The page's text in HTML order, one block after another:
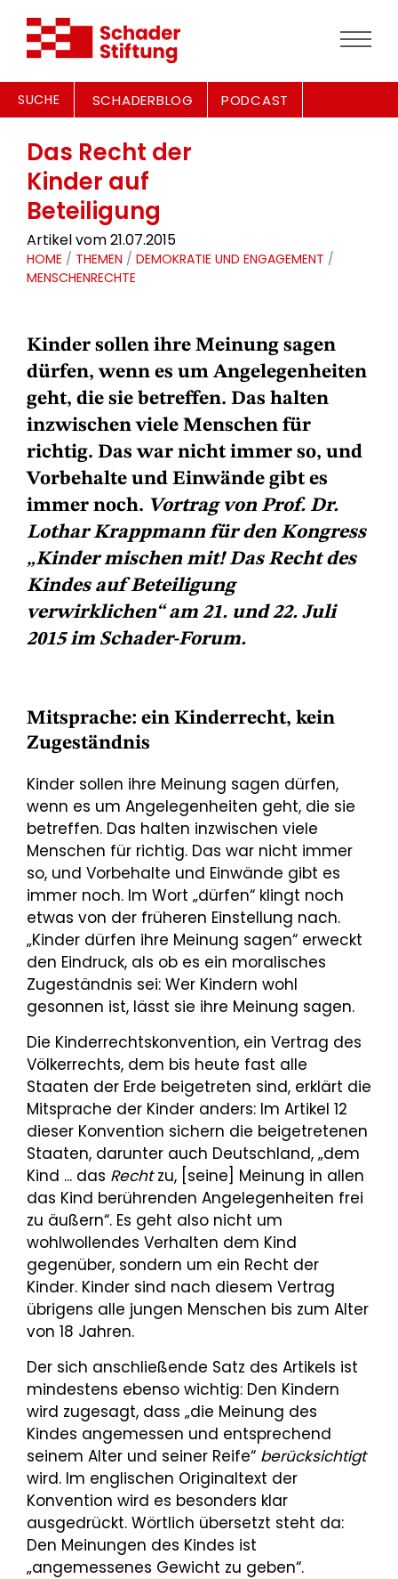
SUCHE SCHADERBLOG PODCAST
Das Recht der
Kinder auf
Beteiligung
Artikel vom 21.07.2015
HOME / THEMEN / DEMOKRATIE UND ENGAGEMENT /
MENSCHENRECHTE
Kinder sollen ihre Meinung sagen
dürfen, wenn es um Angelegenheiten
geht, die sie betreffen. Das halten
inzwischen viele Menschen für
richtig. Das war nicht immer so, und
Vorbehalte und Einwände gibt es
immer noch. Vortrag von Prof. Dr.
Lothar Krappmann für den Kongress
„Kinder mischen mit! Das Recht des
Kindes auf Beteiligung
verwirklichen“ am 21. und 22. Juli
2015 im Schader-Forum.
Mitsprache: ein Kinderrecht, kein
Zugeständnis
Kinder sollen ihre Meinung sagen dürfen,
wenn es um Angelegenheiten geht, die sie
betreffen. Das halten inzwischen viele
Menschen für richtig. Das war nicht immer
so, und Vorbehalte und Einwände gibt es
immer noch. Im Wort „dürfen“ klingt noch
etwas von der früheren Einstellung nach.
„Kinder dürfen ihre Meinung sagen“ erweckt
den Eindruck, als ob es ein moralisches
Zugeständnis sei: Wer Kindern wohl
gesonnen ist, lässt sie ihre Meinung sagen.
Die Kinderrechtskonvention, ein Vertrag des
Völkerrechts, dem bis heute fast alle
Staaten der Erde beigetreten sind, erklärt die
Mitsprache der Kinder anders: Im Artikel 12
dieser Konvention sichern die beigetretenen
Staaten, darunter auch Deutschland, „dem
Kind ... das Rechtzu, [seine] Meinung in allen
das Kind berührenden Angelegenheiten frei
zu äußern“. Es geht also nicht um
wohlwollendes Verhalten dem Kind
gegenüber, sondern um ein Recht der
Kinder. Kinder sind nach diesem Vertrag
übrigens alle jungen Menschen bis zum Alter
von 18 Jahren.
Der sich anschließende Satz des Artikels ist
mindestens ebenso wichtig: Den Kindern
wird zugesagt, dass „die Meinung des
Kindes angemessen und entsprechend
seinem Alter und seiner Reife“ berücksichtigt
wird. Im englischen Originaltext der
Konvention wird es besonders klar
ausgedrückt. Wörtlich übersetzt steht da:
Den Meinungen des Kindes ist
„angemessenes Gewicht zu geben“.